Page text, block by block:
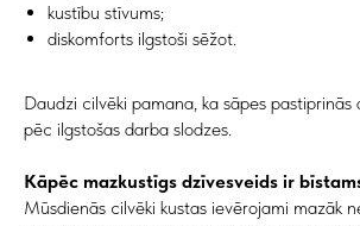
kustību stīvums;
diskomforts ilgstoši sēžot.
Daudzi cilvēki pamana, ka sāpes pastiprinās
pēc ilgstošas darba slodzes.
Kāpēc mazkustīgs dzīvesveids ir
Mūsdienās cilvēki kustas ievērojami mazāk